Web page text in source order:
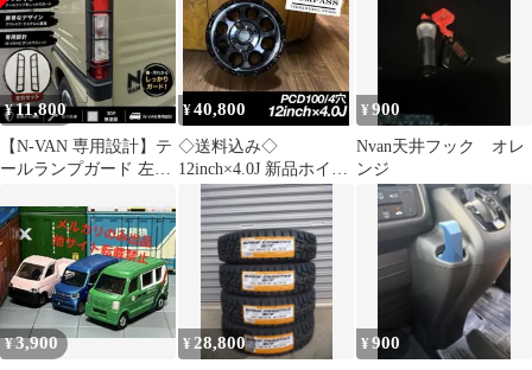
¥11,800
【N-VAN 専用設計】テ
ールランプガード 左右
¥40,800
◇送料込み◇
12inch×4.0J 新品ホイー
ル4本
¥900
Nvan天井フック オレ
ンジ
¥3,900 ¥ 28,800 ¥900